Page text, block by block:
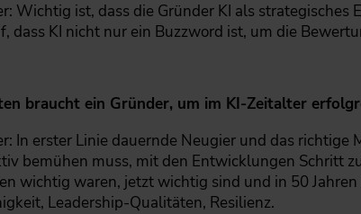
Wichtig ist, dass die Gründer KI als
dass KI nicht nur ein Buzzword ist, um die
braucht ein Gründer, um im KI-Zeitalter
In erster Linie dauernde Neugier und das
bemühen muss, mit den Entwicklungen Schritt
wichtig waren, jetzt wichtig sind und in 50
Leadership-Qualitäten, Resilienz.